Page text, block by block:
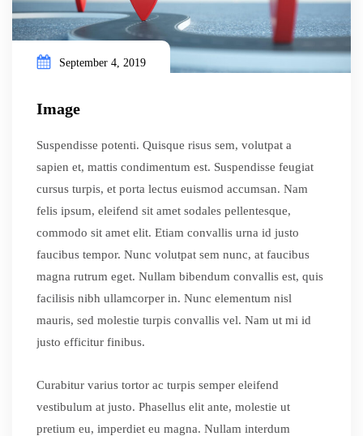
September 4, 2019
Image
Suspendisse potenti. Quisque risus sem, volutpat a
sapien et, mattis condimentum est. Suspendisse feugiat
cursus turpis, et porta lectus euismod accumsan. Nam
felis ipsum, eleifend sit amet sodales pellentesque,
commodo sit amet elit. Etiam convallis urna id justo
faucibus tempor. Nunc volutpat sem nunc, at faucibus
magna rutrum eget. Nullam bibendum convallis est, quis
facilisis nibh ullamcorper in. Nunc elementum nisl
mauris, sed molestie turpis convallis vel. Nam ut mi id
justo efficitur finibus.
Curabitur varius tortor ac turpis semper eleifend
vestibulum at justo. Phasellus elit ante, molestie ut
pretium eu, imperdiet eu magna. Nullam interdum